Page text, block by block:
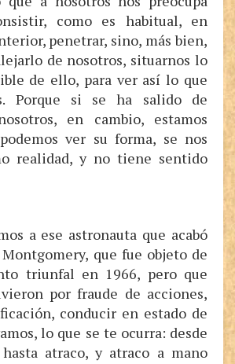
como es habitual, en
penetrar, sino, más bien,
de nosotros, situarnos lo
de ello, para ver así lo que
Porque si se ha salido de
en cambio, estamos
ver su forma, se nos
realidad, y no tiene sentido
a ese astronauta que acabó
Montgomery, que fue objeto de
triunfal en 1966, pero que
por fraude de acciones,
conducir en estado de
lo que se te ocurra: desde
atraco, y atraco a mano